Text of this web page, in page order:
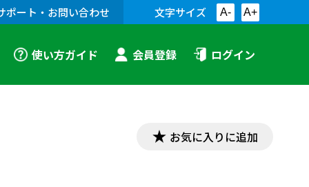
ポート・お問い合わせ 文字サイズ A- A+
使い方ガイド 会員登録 ログイン
お気に入りに追加